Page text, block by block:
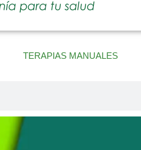
TERAPIAS MANUALES